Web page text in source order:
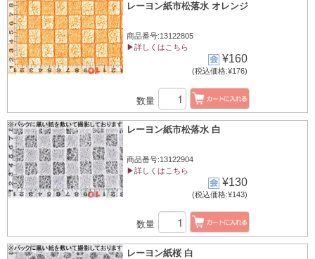
レーヨン紙市松落水 オレンジ
商品番号:13122805
▶詳しくはこちら
¥160
(税込価格:¥176)
数量
レーヨン紙市松落水 白
商品番号:13122904
▶詳しくはこちら
¥130
(税込価格:¥143)
数量
レーヨン紙桜 白